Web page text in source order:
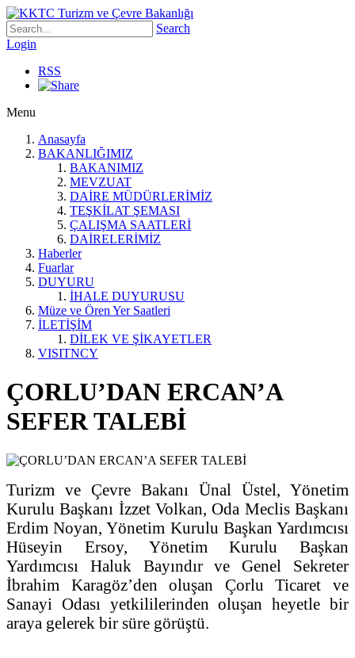
Search
Login
RSS
Menu
Anasayfa
BAKANLIĞIMIZ
BAKANIMIZ
MEVZUAT
DAİRE MÜDÜRLERİMİZ
TEŞKİLAT ŞEMASI
ÇALIŞMA SAATLERİ
DAİRELERİMİZ
Haberler
Fuarlar
DUYURU
İHALE DUYURUSU
Müze ve Ören Yer Saatleri
İLETİŞİM
DİLEK VE ŞİKAYETLER
VISITNCY
ÇORLU’DAN ERCAN’A
SEFER TALEBİ
Turizm ve Çevre Bakanı Ünal Üstel, Yönetim
Kurulu Başkanı İzzet Volkan, Oda Meclis Başkanı
Erdim Noyan, Yönetim Kurulu Başkan Yardımcısı
Hüseyin Ersoy, Yönetim Kurulu Başkan
Yardımcısı Haluk Bayındır ve Genel Sekreter
İbrahim Karagöz’den oluşan Çorlu Ticaret ve
Sanayi Odası yetkililerinden oluşan heyetle bir
araya gelerek bir süre görüştü.